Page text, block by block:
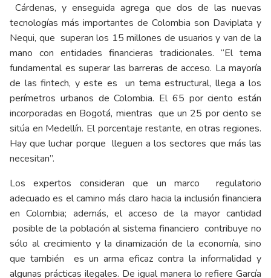
Cárdenas, y enseguida agrega que dos de las nuevas
tecnologías más importantes de Colombia son Daviplata y
Nequi, que superan los 15 millones de usuarios y van de la
mano con entidades financieras tradicionales. “El tema
fundamental es superar las barreras de acceso. La mayoría
de las fintech, y este es un tema estructural, llega a los
perímetros urbanos de Colombia. El 65 por ciento están
incorporadas en Bogotá, mientras que un 25 por ciento se
sitúa en Medellín. El porcentaje restante, en otras regiones.
Hay que luchar porque lleguen a los sectores que más las
necesitan”.
Los expertos consideran que un marco regulatorio
adecuado es el camino más claro hacia la inclusión financiera
en Colombia; además, el acceso de la mayor cantidad
posible de la población al sistema financiero contribuye no
sólo al crecimiento y la dinamización de la economía, sino
que también es un arma eficaz contra la informalidad y
algunas prácticas ilegales. De igual manera lo refiere García